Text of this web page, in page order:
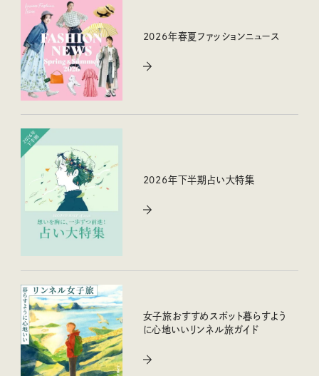
2026年春夏ファッションニュース
2026年下半期占い大特集
女子旅おすすめスポット暮らすよう
に心地いいリンネル旅ガイド